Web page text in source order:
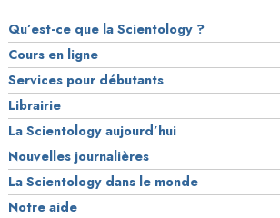
Qu’est-ce que la Scientology ?
Cours en ligne
Services pour débutants
Librairie
La Scientology aujourd’hui
Nouvelles journalières
La Scientology dans le monde
Notre aide